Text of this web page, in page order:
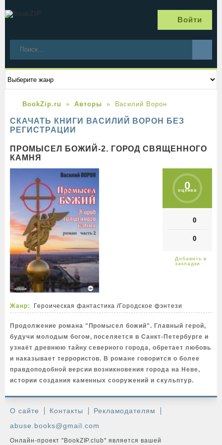
Войти
BookZip.ru Авторы Василий Ворон
СКАЧАТЬ КНИГИ ВАСИЛИЙ ВОРОН БЕЗ
РЕГИСТРАЦИИ
ПРОМЫСЕЛ БОЖИЙ-2. ГОРОД СВЯЩЕННОГО
КАМНЯ
0
оценка
0
0
Жанр: Героическая фантастика /Городское фэнтези
Продолжение романа "Промысел божий". Главный герой,
будучи молодым богом, поселяется в Санкт-Петербурге и
узнаёт древнюю тайну северного города, обретает любовь
и наказывает террористов. В романе говорится о более
правдоподобной версии возникновения города на Неве,
истории создания каменных сооружений и скульптур.
О сайте Контакты
Рекламодателям
abuse.books@gmail.com
Онлайн-проект "BookZIP.club" является вашей